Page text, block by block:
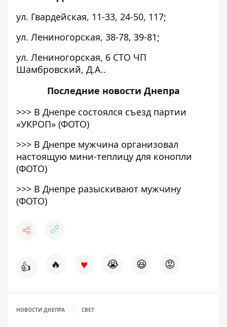
ул. Гвардейская, 11-33, 24-50, 117;
ул. Лениногорская, 38-78, 39-81;
ул. Лениногорская, 6 СТО ЧП
Шамбровский, Д.А..
Последние новости Днепра
>>> В Днепре состоялся съезд партии
«УКРОП» (ФОТО)
>>> В Днепре мужчина организовал
настоящую мини-теплицу для конопли
(ФОТО)
>>> В Днепре разыскивают мужчину
(ФОТО)
👍 🔥 ♥ 😭 😆 😡
НОВОСТИ ДНЕПРА СВЕТ